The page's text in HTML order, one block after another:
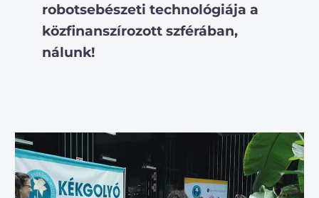
robotsebészeti technológiája a
közfinanszírozott szférában,
nálunk!